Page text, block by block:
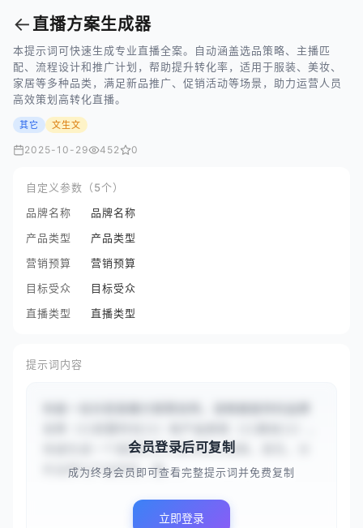
← 直播方案生成器
本提示词可快速生成专业直播全案。自动涵盖选品策略、主播匹
配、流程设计和推广计划，帮助提升转化率，适用于服装、美妆、
家居等多种品类，满足新品推广、促销活动等场景，助力运营人员
高效策划高转化直播。
其它 文生文
2025-10-29 452 0
自定义参数（5个）
品牌名称
品牌名称
产品类型
产品类型
营销预算
营销预算
目标受众
目标受众
直播类型
直播类型
提示词内容
快速生成一个直播带货方案的核心框架。首先，分
析品牌与产品特性，确...
会员登录后可复制
成为终身会员即可查看完整提示词并免费复制
立即登录